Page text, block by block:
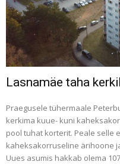
Lasnamäe taha
Praegusele tühermaale
kerkima kuue- kuni
pool tuhat korterit. Peale selle
kaheksakorruseline ärihoone
Uues asumis hakkab olema